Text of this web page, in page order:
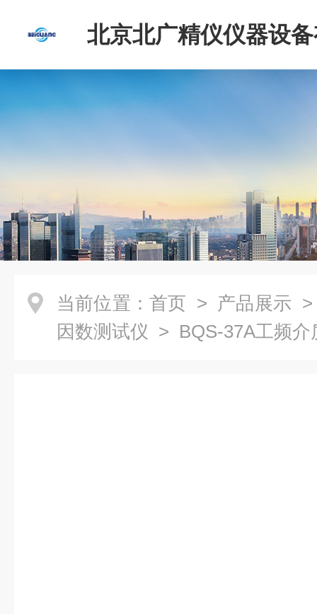
北京北广精仪仪器设
司
当前位置： 首页 > 产品展示
因数测试仪 > BQS-37A工频介